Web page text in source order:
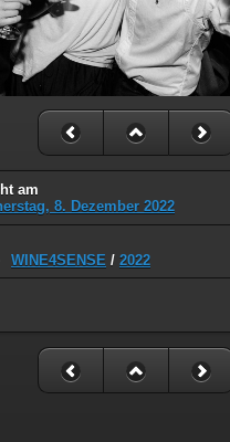
am
8. Dezember 2022
WINE4SENSE / 2022